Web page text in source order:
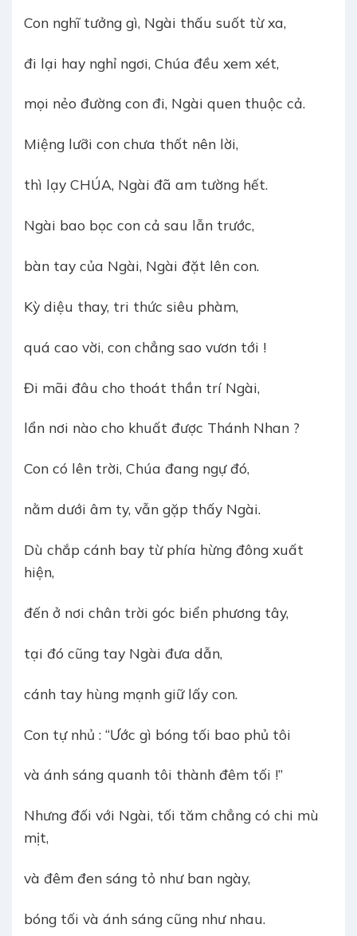
Con nghĩ tưởng gì, Ngài thấu suốt từ xa,
đi lại hay nghỉ ngơi, Chúa đều xem xét,
mọi nẻo đường con đi, Ngài quen thuộc cả.
Miệng lưỡi con chưa thốt nên lời,
thì lạy CHÚA, Ngài đã am tường hết.
Ngài bao bọc con cả sau lẫn trước,
bàn tay của Ngài, Ngài đặt lên con.
Kỳ diệu thay, tri thức siêu phàm,
quá cao vời, con chẳng sao vươn tới !
Đi mãi đâu cho thoát thần trí Ngài,
lẩn nơi nào cho khuất được Thánh Nhan ?
Con có lên trời, Chúa đang ngự đó,
nằm dưới âm ty, vẫn gặp thấy Ngài.
Dù chắp cánh bay từ phía hừng đông xuất
hiện,
đến ở nơi chân trời góc biển phương tây,
tại đó cũng tay Ngài đưa dẫn,
cánh tay hùng mạnh giữ lấy con.
Con tự nhủ : “Ước gì bóng tối bao phủ tôi
và ánh sáng quanh tôi thành đêm tối !”
Nhưng đối với Ngài, tối tăm chẳng có chi mù
mịt,
và đêm đen sáng tỏ như ban ngày,
bóng tối và ánh sáng cũng như nhau.